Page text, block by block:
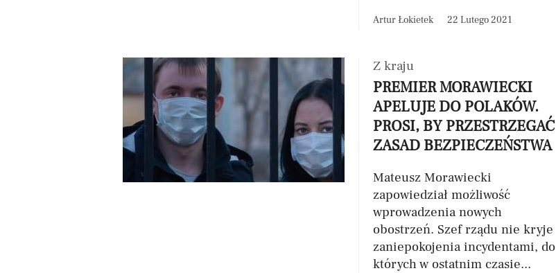
Artur Łokietek 22 Lutego 2021
Z kraju
PREMIER MORAWIECKI
APELUJE DO POLAKÓW.
PROSI, BY PRZESTRZEGAĆ
ZASAD BEZPIECZEŃSTWA
Mateusz Morawiecki
zapowiedział możliwość
wprowadzenia nowych
obostrzeń. Szef rządu nie kryje
zaniepokojenia incydentami, do
których w ostatnim czasie...